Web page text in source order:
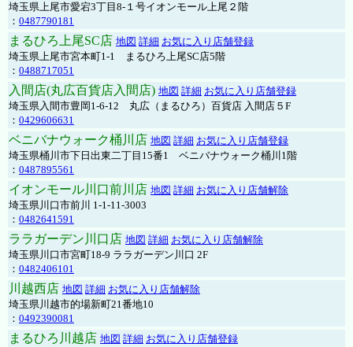
埼玉県上尾市愛宕3丁目8-１号イオンモール上尾２階
： 0487790181
まるひろ上尾SC店 地図 詳細 お気に入り店舗登録
埼玉県上尾市宮本町1-1 まるひろ上尾SC店5階
： 0488717051
入間店(丸広百貨店入間店) 地図 詳細 お気に入り店舗登録
埼玉県入間市豊岡1-6-12 丸広（まるひろ）百貨店 入間店５F
： 0429606631
ベニバナウォーク桶川店 地図 詳細 お気に入り店舗登録
埼玉県桶川市下日出東二丁目15番1 ベニバナウォーク桶川1階
： 0487895561
イオンモール川口前川店 地図 詳細 お気に入り店舗解除
埼玉県川口市前川 1-1-11-3003
： 0482641591
ララガーデン川口店 地図 詳細 お気に入り店舗解除
埼玉県川口市宮町18-9 ララガーデン川口 2F
： 0482406101
川越西店 地図 詳細 お気に入り店舗解除
埼玉県川越市的場新町21番地10
： 0492390081
まるひろ川越店 地図 詳細 お気に入り店舗登録